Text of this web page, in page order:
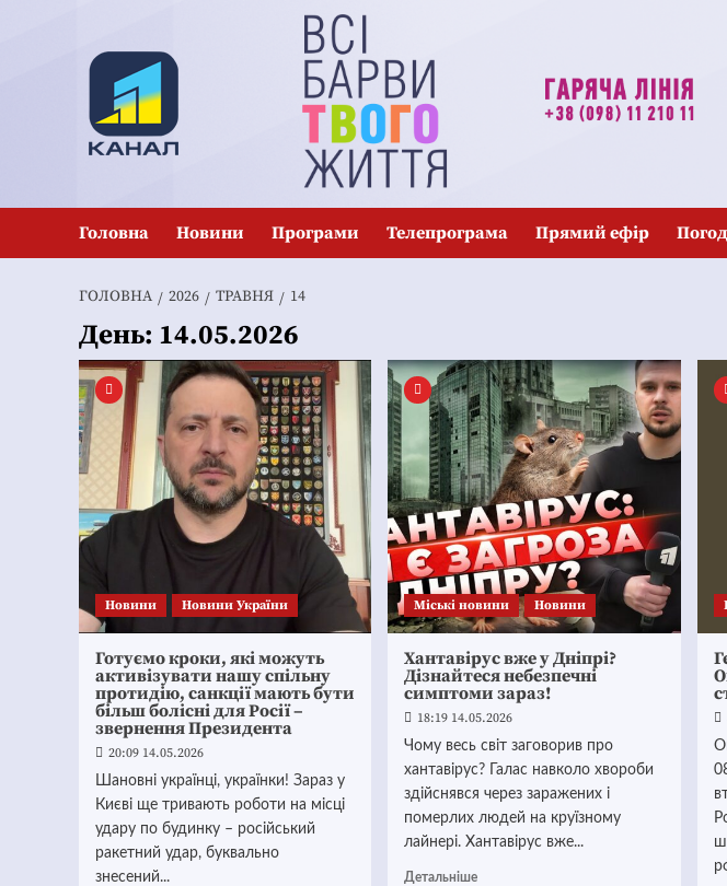
Головна Новини Програми Телепрограма Прямий ефір
ГОЛОВНА 2026 ТРАВНЯ 14
День: 14.05.2026
Новини Новини України
Готуємо кроки, які можуть
активізувати нашу спільну
протидію, санкції мають бути
більш болісні для Росії –
звернення Президента
20:09 14.05.2026
Шановні українці, українки! Зараз у
Києві ще тривають роботи на місці
удару по будинку – російський
ракетний удар, буквально
знесений...
Mіські новини Новини
Хантавірус вже у Дніпрі?
Дізнайтеся небезпечні
симптоми зараз!
18:19 14.05.2026
Чому весь світ заговорив про
хантавірус? Галас навколо хвороби
здійснявся через заражених і
померлих людей на круїзному
лайнері. Хантавірус вже...
Детальніше